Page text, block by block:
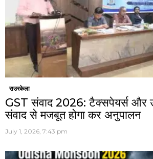
राउरकेला
GST संवाद 2026: टैक्सपेयर्स और
संवाद से मजबूत होगा कर अनुपालन
July 1, 2026, 7:43 pm